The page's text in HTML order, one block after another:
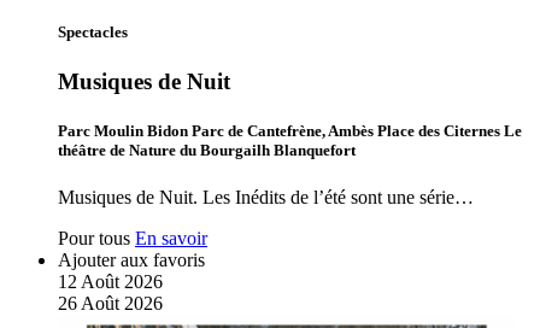
Spectacles
Musiques de Nuit
Parc Moulin Bidon Parc de Cantefrène, Ambès Place des Citernes Le
théâtre de Nature du Bourgailh Blanquefort
Musiques de Nuit. Les Inédits de l’été sont une série…
Pour tous En savoir
Ajouter aux favoris
12 Août 2026
26 Août 2026